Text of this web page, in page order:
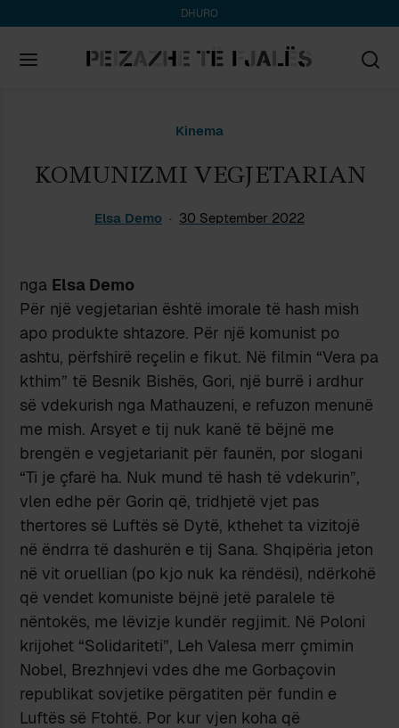
DHURO
Kinema
KOMUNIZMI VEGJETARIAN
Elsa Demo 30 September 2022
nga Elsa Demo
Për një vegjetarian është imorale të hash mish
apo produkte shtazore. Për një komunist po
ashtu, përfshirë reçelin e fikut. Në filmin “Vera pa
kthim” të Besnik Bishës, Gori, një burrë i ardhur
së vdekurish nga Mathauzeni, e refuzon menunë
me mish. Arsyet e tij nuk kanë të bëjnë me
brengën e vegjetarianit për faunën, por slogani
“Ti je çfarë ha. Nuk mund të hash të vdekurin”,
vlen edhe për Gorin që, tridhjetë vjet pas
thertores së Luftës së Dytë, kthehet ta vizitojë
në ëndrra të dashurën e tij Sana. Shqipëria jeton
në vit oruellian (po kjo nuk ka rëndësi), ndërkohë
që vendet komuniste bëjnë jetë paralele të
nëntokës, me lëvizje kundër regjimit. Në Poloni
krijohet “Solidariteti”, Leh Valesa merr çmimin
Nobel, Brezhnjevi vdes dhe me Gorbaçovin
republikat sovjetike përgatiten për fundin e
Luftës së Ftohtë. Por kur vjen koha që